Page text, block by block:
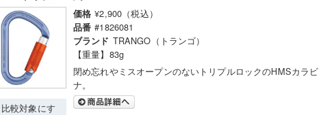
比較対象にす
価格 ¥2,900（税込）
品番 #1826081
ブランド TRANGO（トランゴ）
【重量】83g
閉め忘れやミスオープンのないトリプルロックのHMSカラビ
ナ。